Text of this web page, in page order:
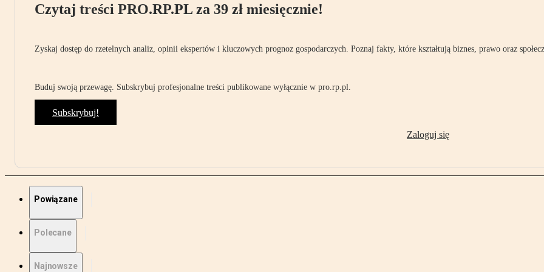
Czytaj treści PRO.RP.PL za 39 zł miesięcznie!
Zyskaj dostęp do rzetelnych analiz, opinii ekspertów i kluczowych prognoz gospodarczych. Poznaj fakty, które kształtują biznes, prawo oraz
Buduj swoją przewagę. Subskrybuj profesjonalne treści publikowane wyłącznie w pro.rp.pl.
Subskrybuj!
Zaloguj się
Powiązane
Polecane
Najnowsze